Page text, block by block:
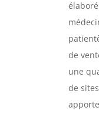
de
une
de